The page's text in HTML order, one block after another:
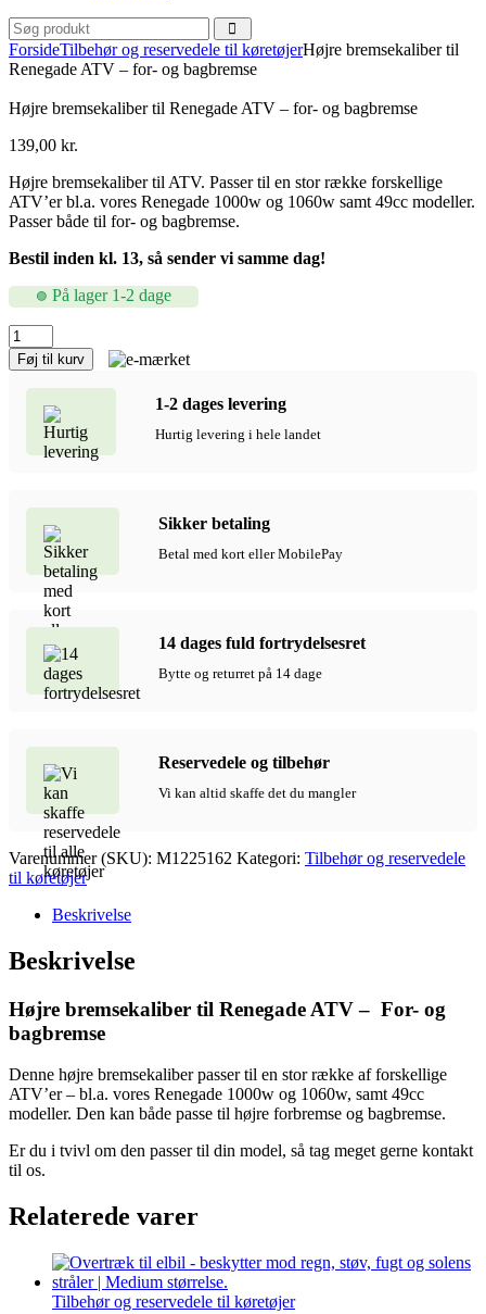
ForsideTilbehør og reservedele til køretøjerHøjre bremsekaliber til
Renegade ATV – for- og bagbremse
Højre bremsekaliber til Renegade ATV – for- og bagbremse
139,00 kr.
Højre bremsekaliber til ATV. Passer til en stor række forskellige
ATV’er bl.a. vores Renegade 1000w og 1060w samt 49cc modeller.
Passer både til for- og bagbremse.
Bestil inden kl. 13, så sender vi samme dag!
På lager 1-2 dage
Højre
bremsekaliber
til
Renegade
for-
antal
Føj til kurv
1-2 dages levering
Hurtig levering i hele landet
Sikker betaling
Betal med kort eller MobilePay
14 dages fuld fortrydelsesret
Bytte og returret på 14 dage
Reservedele og tilbehør
Vi kan altid skaffe det du mangler
Varenummer (SKU): M1225162 Kategori: Tilbehør og reservedele
til køretøjer
Beskrivelse
Beskrivelse
Højre bremsekaliber til Renegade ATV – For- og
bagbremse
Denne højre bremsekaliber passer til en stor række af forskellige
ATV’er – bl.a. vores Renegade 1000w og 1060w, samt 49cc
modeller. Den kan både passe til højre forbremse og bagbremse.
Er du i tvivl om den passer til din model, så tag meget gerne kontakt
til os.
Relaterede varer
Tilbehør og reservedele til køretøjer